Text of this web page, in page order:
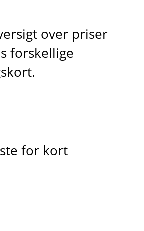
over priser
forskellige
for kort